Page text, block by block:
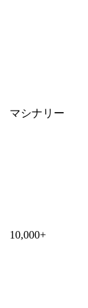
マシナリー
10,000+